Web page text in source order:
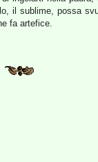
il sublime, possa
fa artefice.